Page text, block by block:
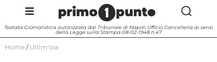
Testata Giornalistica autorizzata dal Tribunale di Napoli Ufficio Cancelleria ai sensi
della Legge sulla Stampa 08-02-1948 n.47
Home / Ultim'ora